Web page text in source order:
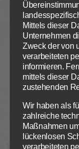
Diotrephes ist
der Gemeinde
Falschheiten
Geschwister
Geschwistern,
tun. Das Urteil
(solche ganzen)
gekannt, ist
angesprochen
das
Zum
Name
Anbieter
Zweck
Cookie Name
Cookie Laufzeit
Wir nutzen
sind essenziell,
und
Mittels dieser
Unternehmen
Zweck der von
verarbeiteten
informieren.
mittels dieser
zustehenden
Wir haben als
zahlreiche
Maßnahmen
lückenlosen
verarbeiteten